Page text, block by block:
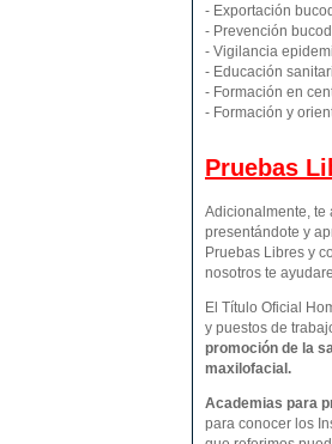
- Exportación
- Prevención
- Vigilancia
- Educación
- Formación en
- Formación y
Pruebas
Adicionalmente, te
presentándote y
Pruebas Libres y
nosotros te
El Título Oficial
y puestos de
promoción de la
maxilofacial.
Academias para
para conocer los